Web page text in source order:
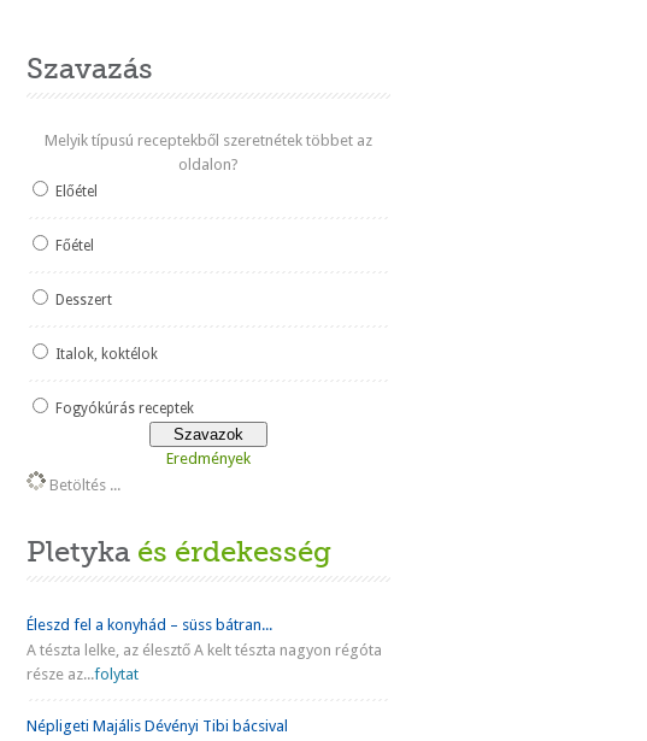
Szavazás
Melyik típusú receptekből szeretnétek többet az
oldalon?
Előétel
Főétel
Desszert
Italok, koktélok
Fogyókúrás receptek
Eredmények
Betöltés ...
Pletyka és érdekesség
Éleszd fel a konyhád – süss bátran...
A tészta lelke, az élesztő A kelt tészta nagyon régóta
része az...folytat
Népligeti Majális Dévényi Tibi bácsival